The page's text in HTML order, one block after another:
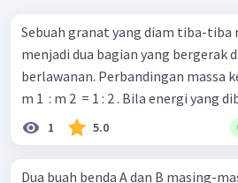
Sebuah granat yang diam tiba-tiba
menjadi dua bagian yang bergerak
berlawanan. Perbandingan massa
m 1 ​ : m 2 ​ = 1 : 2 . Bila energi yang
1 5.0
Dua buah benda A dan B masing-